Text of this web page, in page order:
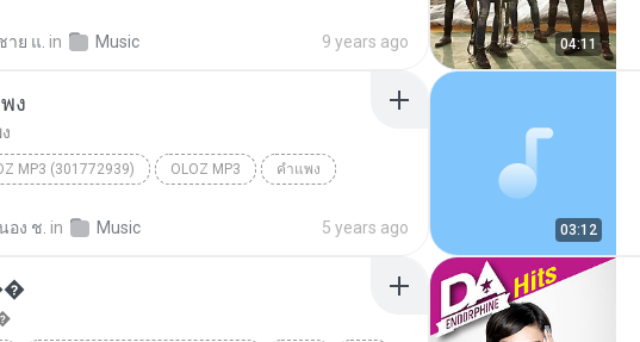
าย แ. in Music 9 years ago 04:11
ง
MP3 (301772939) OLOZ MP3 คำแพง
อง ช. in Music 5 years ago 03:12